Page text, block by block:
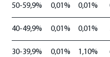
50-59,9% 0,01% 0,01%
40-49,9% 0,01% 0,01%
30-39,9% 0,01% 1,10%